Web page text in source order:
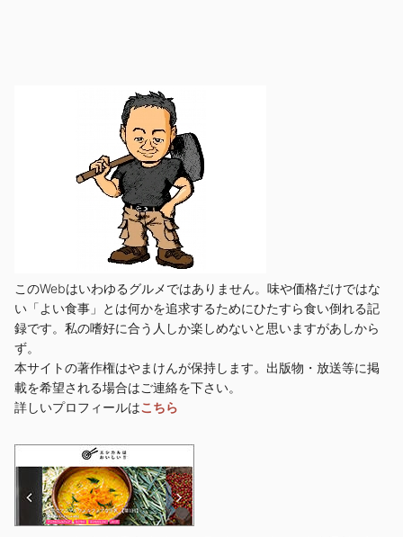
このWebはいわゆるグルメではありません。味や価格だけではな
い「よい食事」とは何かを追求するためにひたすら食い倒れる記
録です。私の嗜好に合う人しか楽しめないと思いますがあしから
ず。
本サイトの著作権はやまけんが保持します。出版物・放送等に掲
載を希望される場合はご連絡を下さい。
詳しいプロフィールはこちら